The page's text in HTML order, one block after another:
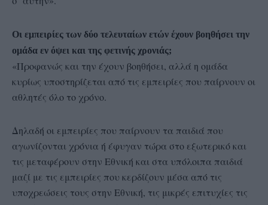
Οι εμπειρίες των δύο τελευταίων ετών έχουν βοηθήσει την
ομάδα εν όψει και της φετινής χρονιάς;
«Προφανώς και την έχουν βοηθήσει, αλλά η ομάδα
κυρίως υποστηρίζεται από τις εμπειρίες που παίρνουν οι
αθλητές όλο το χρόνο.
Δηλαδή οι εμπειρίες που παίρνουν τα παιδιά που
αγωνίζονται χρόνια ή έφυγαν τώρα στο εξωτερικό και
τις μεταφέρουν στην Εθνική και στα υπόλοιπα παιδιά
μαζί με τις εμπειρίες που κερδίζουν μέσα από τις
υποχρεώσεις τους στην Εθνική, τις μικρές επιτυχίες τις